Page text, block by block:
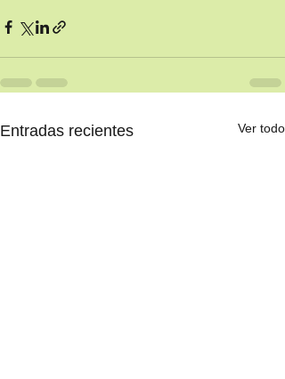
Entradas recientes Ver todo